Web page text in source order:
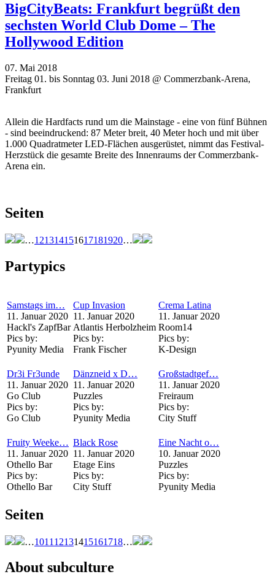
BigCityBeats: Frankfurt begrüßt den
sechsten World Club Dome – The
Hollywood Edition
07. Mai 2018
Freitag 01. bis Sonntag 03. Juni 2018 @ Commerzbank-Arena,
Frankfurt
Allein die Hardfacts rund um die Mainstage - eine von fünf Bühnen
- sind beeindruckend: 87 Meter breit, 40 Meter hoch und mit über
1.000 Quadratmeter LED-Flächen ausgerüstet, nimmt das Festival-
Herzstück die gesamte Breite des Innenraums der Commerzbank-
Arena ein.
Seiten
…121314151617181920…
Partypics
Samstags im…
11. Januar 2020
Hackl's ZapfBar
Pics by:
Pyunity Media
Cup Invasion
11. Januar 2020
Atlantis Herbolzheim
Pics by:
Frank Fischer
Crema Latina
11. Januar 2020
Room14
Pics by:
K-Design
Dr3i Fr3unde
11. Januar 2020
Go Club
Pics by:
Go Club
Dänzneid x D…
11. Januar 2020
Puzzles
Pics by:
Pyunity Media
Großstadtgef…
11. Januar 2020
Freiraum
Pics by:
City Stuff
Fruity Weeke…
11. Januar 2020
Othello Bar
Pics by:
Othello Bar
Black Rose
11. Januar 2020
Etage Eins
Pics by:
City Stuff
Eine Nacht o…
10. Januar 2020
Puzzles
Pics by:
Pyunity Media
Seiten
…1011 12131415161718…
About subculture